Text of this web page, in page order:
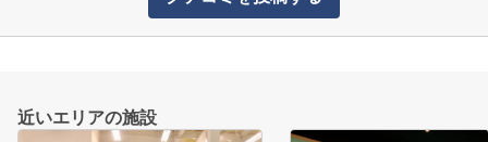
近いエリアの施設